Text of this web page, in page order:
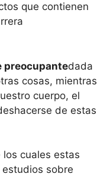
que contienen
preocupantedada
cosas, mientras
cuerpo, el
de estas
cuales estas
sobre